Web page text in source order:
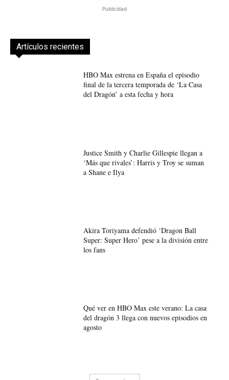
Publicidad
Artículos recientes
HBO Max estrena en España el episodio
final de la tercera temporada de ‘La Casa
del Dragón’ a esta fecha y hora
Justice Smith y Charlie Gillespie llegan a
‘Más que rivales’: Harris y Troy se suman
a Shane e Ilya
Akira Toriyama defendió ‘Dragon Ball
Super: Super Hero’ pese a la división entre
los fans
Qué ver en HBO Max este verano: La casa
del dragón 3 llega con nuevos episodios en
agosto